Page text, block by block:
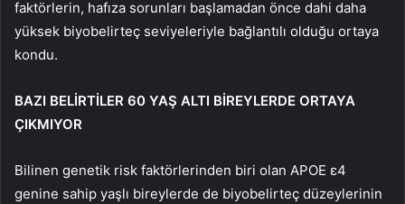
faktörlerin, hafıza sorunları başlamadan önce dahi daha
yüksek biyobelirteç seviyeleriyle bağlantılı olduğu ortaya
kondu.
BAZI BELİRTİLER 60 YAŞ ALTI BİREYLERDE ORTAYA
ÇIKMIYOR
Bilinen genetik risk faktörlerinden biri olan APOE ε4
genine sahip yaşlı bireylerde de biyobelirteç düzeylerinin